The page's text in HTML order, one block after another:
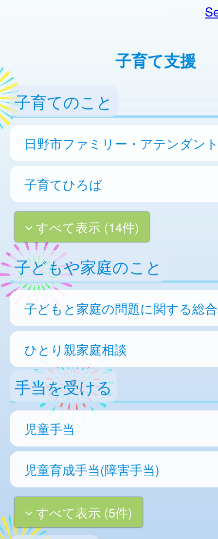
子育て支援
子育てのこと
日野市ファミリー・アテンダン
子育てひろば
すべて表示 (14件)
子どもや家庭のこと
子どもと家庭の問題に関する総
ひとり親家庭相談
手当を受ける
児童手当
児童育成手当(障害手当)
すべて表示 (5件)